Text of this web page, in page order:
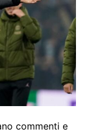
commenti e